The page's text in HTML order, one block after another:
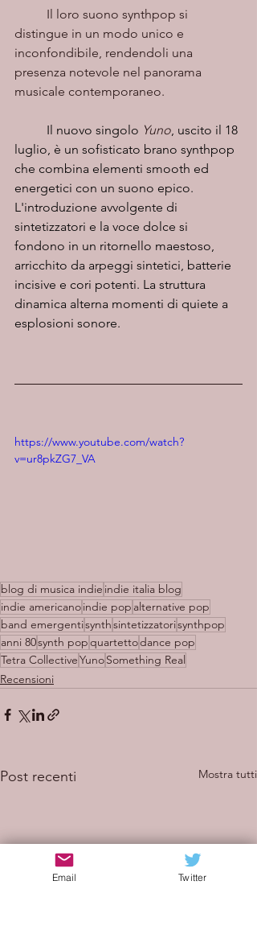
distingue in un modo unico e
inconfondibile, rendendoli una
presenza notevole nel panorama
musicale contemporaneo.
	Il nuovo singolo
Yuno, uscito il 18
luglio, è un sofisticato brano synthpop
che combina elementi smooth ed
energetici con un suono epico.
L'introduzione avvolgente di
sintetizzatori e la voce dolce si
fondono in un ritornello maestoso,
arricchito da arpeggi sintetici, batterie
incisive e cori potenti. La struttura
dinamica alterna momenti di quiete a
esplosioni sonore.
https://www.youtube.com/watch?
v=ur8pkZG7_VA
blog di musica indie indie italia blog
indie americanoindie pop alternative pop
band emergentisynthsintetizzatorisynthpop
anni 80synth popquartettodance pop
Tetra CollectiveYunoSomething Real
Recensioni
Post recenti Mostra tutti
Email Twitter